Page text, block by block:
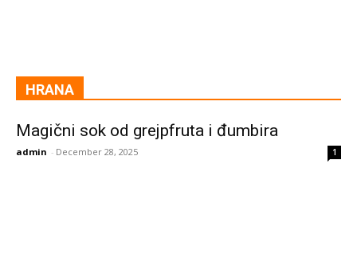
HRANA
Magični sok od grejpfruta i đumbira
admin - December 28, 2025 1